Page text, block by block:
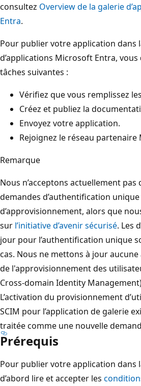
consultez Overview de la galerie
Entra.
Pour publier votre application dans
d’applications Microsoft Entra,
tâches suivantes :
Vérifiez que vous remplissez
Créez et publiez la
Envoyez votre application.
Rejoignez le réseau partenaire
Remarque
Nous n’acceptons actuellement pas
demandes d’authentification
d’approvisionnement, alors que
sur l’initiative d’avenir sécurisé. Les
jour pour l’authentification unique
cas. Nous ne mettons à jour
de l'approvisionnement des
Cross-domain Identity
L’activation du provisionnement
SCIM pour l’application de galerie
traitée comme une nouvelle
Prérequis
Pour publier votre application dans
d’abord lire et accepter les